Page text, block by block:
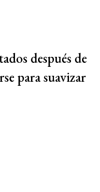
después de
para suavizar